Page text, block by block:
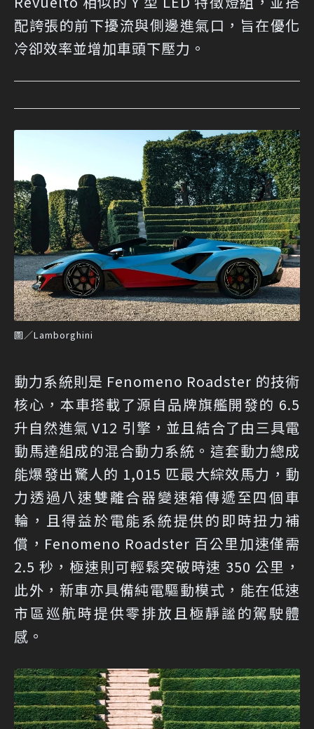
配誇張的前下擾流與側邊進氣口，旨在優化
冷卻效率並增加車頭下壓力。
圖／Lamborghini
動力系統則是 Fenomeno Roadster 的技術
核心，本車搭載了源自品牌旗艦開發的 6.5
升自然進氣 V12 引擎，並且結合了由三具電
動馬達組成的混合動力系統。這套動力總成
能爆發出驚人的 1,015 匹最大綜效馬力，動
力透過八速雙離合器變速箱傳遞至四個車
輪，且得益於電能系統提供的即時扭力補
償，Fenomeno Roadster 百公里加速僅需
2.5 秒，極速則可輕鬆突破時速 350 公里，
此外，新車亦具備純電驅動模式，能在低速
市區巡航時提供零排放且極靜謐的駕駛體
感。